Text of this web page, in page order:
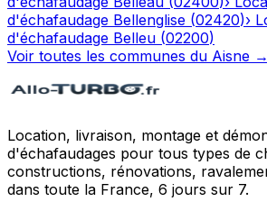
d'échafaudage Bellenglise (02420)›
d'échafaudage Belleu (02200)
Voir toutes les communes du Aisne →
Location, livraison, montage et
d'échafaudages pour tous types de
constructions, rénovations,
dans toute la France, 6 jours sur 7.